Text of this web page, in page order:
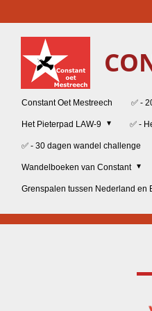
hoofdinhoud
Constant Oet Mestreech ✅ -
Het Pieterpad LAW-9 ✅ -
✅ - 30 dagen wandel challenge
Wandelboeken van Constant
Grenspalen tussen Nederland en